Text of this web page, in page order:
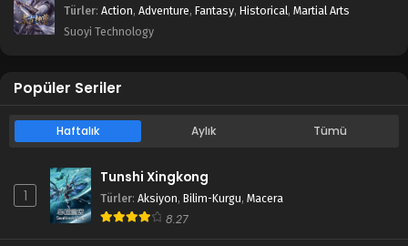
Türler: Action, Adventure, Fantasy, Historical, Martial Arts
Suoyi Technology
Popüler Seriler
Haftalık Aylık Tümü
1
Tunshi Xingkong
Türler: Aksiyon, Bilim-Kurgu, Macera
8.27